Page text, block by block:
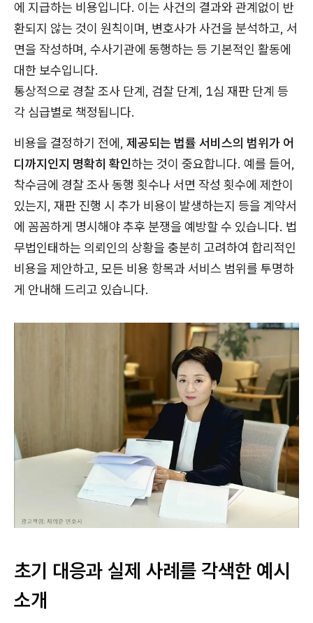
에 지급하는 비용입니다. 이는 사건의 결과와 관계없이 반
환되지 않는 것이 원칙이며, 변호사가 사건을 분석하고, 서
면을 작성하며, 수사기관에 동행하는 등 기본적인 활동에
대한 보수입니다.
통상적으로 경찰 조사 단계, 검찰 단계, 1심 재판 단계 등
각 심급별로 책정됩니다.
비용을 결정하기 전에, 제공되는 법률 서비스의 범위가 어
디까지인지 명확히 확인하는 것이 중요합니다. 예를 들어,
착수금에 경찰 조사 동행 횟수나 서면 작성 횟수에 제한이
있는지, 재판 진행 시 추가 비용이 발생하는지 등을 계약서
에 꼼꼼하게 명시해야 추후 분쟁을 예방할 수 있습니다. 법
무법인태하는 의뢰인의 상황을 충분히 고려하여 합리적인
비용을 제안하고, 모든 비용 항목과 서비스 범위를 투명하
게 안내해 드리고 있습니다.
초기 대응과 실제 사례를 각색한 예시
소개